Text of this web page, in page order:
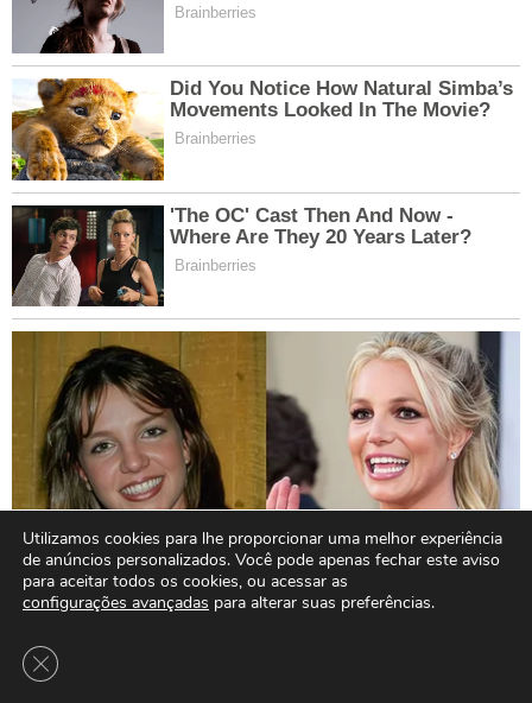
Utilizamos cookies para lhe proporcionar uma melhor experiência
de anúncios personalizados. Você pode apenas fechar este aviso
para aceitar todos os cookies, ou acessar as
configurações avançadas para alterar suas preferências.
Close GDPR Cookie Banner